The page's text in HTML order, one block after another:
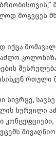
მოგვცეს
იქცა
რთული
სივრცე,
სურვილი